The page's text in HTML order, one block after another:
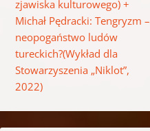
zjawiska kulturowego) +
Michał Pędracki: Tengryzm –
neopogaństwo ludów
tureckich?(Wykład dla
Stowarzyszenia „Niklot”,
2022)